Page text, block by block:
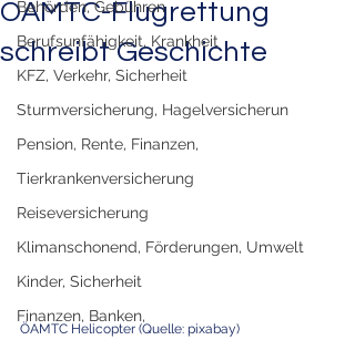
Behörden, Gebühren
Berufsunfähigkeit, Krankheit
KFZ, Verkehr, Sicherheit
Sturmversicherung, Hagelversicherun
Pension, Rente, Finanzen,
Tierkrankenversicherung
Reiseversicherung
Klimanschonend, Förderungen, Umwelt
Kinder, Sicherheit
Finanzen, Banken,
ÖAMTC-Flugrettung
schreibt Geschichte
ÖAMTC Helicopter (Quelle: pixabay)